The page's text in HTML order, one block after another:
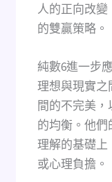
人的正向改
的雙贏策略。
純數6進一步
理想與現實之
間的不完美
的均衡。他
理解的基礎上
或心理負擔。